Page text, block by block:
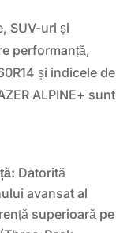
SUV-uri și
performanță,
și indicele de
ALPINE+ sunt
Datorită
avansat al
superioară pe